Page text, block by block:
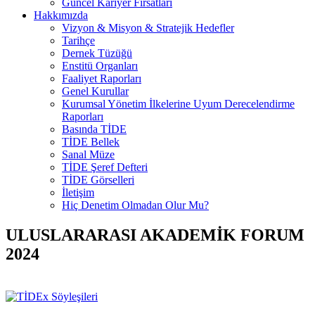
Güncel Kariyer Fırsatları
Hakkımızda
Vizyon & Misyon & Stratejik Hedefler
Tarihçe
Dernek Tüzüğü
Enstitü Organları
Faaliyet Raporları
Genel Kurullar
Kurumsal Yönetim İlkelerine Uyum Derecelendirme
Raporları
Basında TİDE
TİDE Bellek
Sanal Müze
TİDE Şeref Defteri
TİDE Görselleri
İletişim
Hiç Denetim Olmadan Olur Mu?
ULUSLARARASI AKADEMİK FORUM
2024